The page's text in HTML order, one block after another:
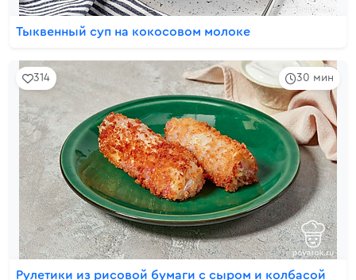
Тыквенный суп на кокосовом молоке
30 мин
314
Рулетики из рисовой бумаги с сыром и колбасой